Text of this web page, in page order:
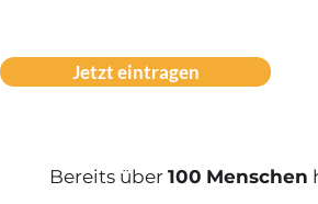
Jetzt eintragen
Bereits über 100 Menschen